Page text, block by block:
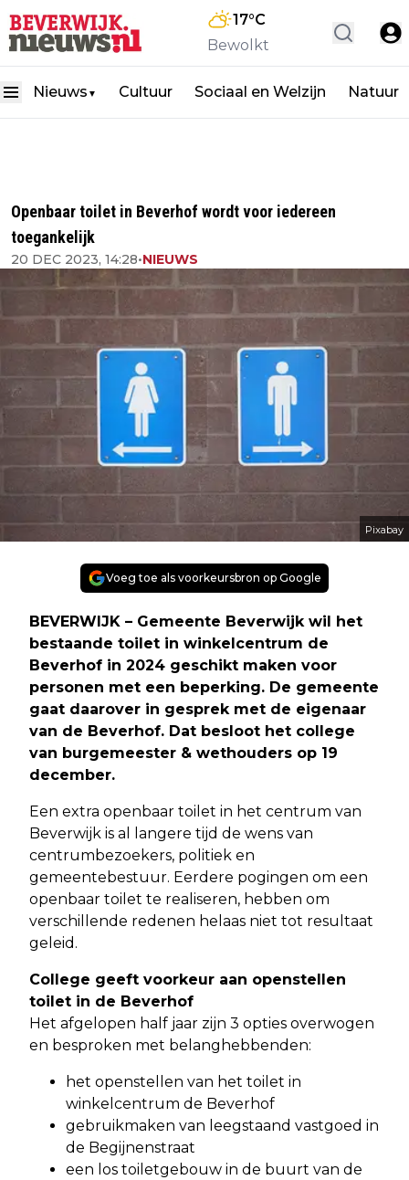
17°C
Bewolkt
Nieuws ▼ Cultuur Sociaal en Welzijn Natuur
Openbaar toilet in Beverhof wordt voor iedereen
toegankelijk
20 DEC 2023, 14:28•NIEUWS
Pixabay
Voeg toe als voorkeursbron op Google
BEVERWIJK – Gemeente Beverwijk wil het
bestaande toilet in winkelcentrum de
Beverhof in 2024 geschikt maken voor
personen met een beperking. De gemeente
gaat daarover in gesprek met de eigenaar
van de Beverhof. Dat besloot het college
van burgemeester & wethouders op 19
december.
Een extra openbaar toilet in het centrum van
Beverwijk is al langere tijd de wens van
centrumbezoekers, politiek en
gemeentebestuur. Eerdere pogingen om een
openbaar toilet te realiseren, hebben om
verschillende redenen helaas niet tot resultaat
geleid.
College geeft voorkeur aan openstellen
toilet in de Beverhof
Het afgelopen half jaar zijn 3 opties overwogen
en besproken met belanghebbenden:
het openstellen van het toilet in
winkelcentrum de Beverhof
gebruikmaken van leegstaand vastgoed in
de Begijnenstraat
een los toiletgebouw in de buurt van de